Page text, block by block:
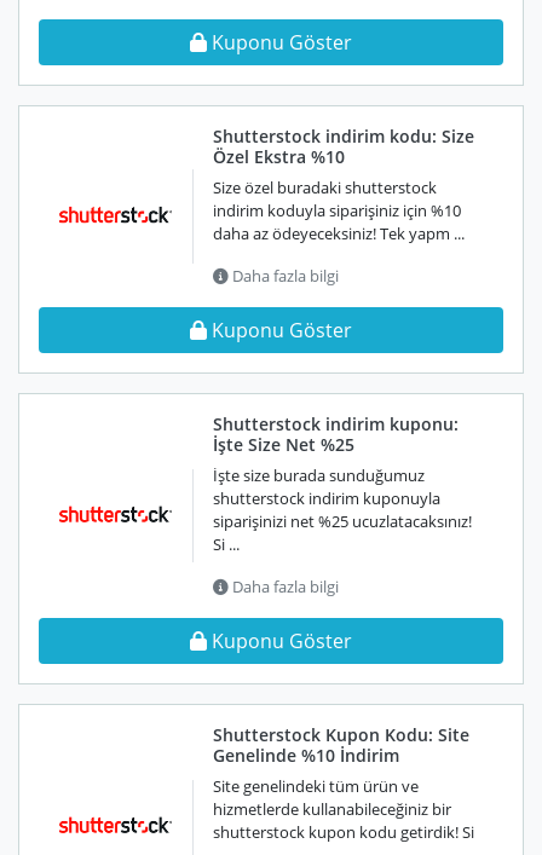
Kuponu Göster
Shutterstock indirim kodu: Size
Özel Ekstra %10
Size özel buradaki shutterstock
indirim koduyla siparişiniz için %10
daha az ödeyeceksiniz! Tek yapm ...
Daha fazla bilgi
Kuponu Göster
Shutterstock indirim kuponu:
İşte Size Net %25
İşte size burada sunduğumuz
shutterstock indirim kuponuyla
siparişinizi net %25 ucuzlatacaksınız!
Si ...
Daha fazla bilgi
Kuponu Göster
Shutterstock Kupon Kodu: Site
Genelinde %10 İndirim
Site genelindeki tüm ürün ve
hizmetlerde kullanabileceğiniz bir
shutterstock kupon kodu getirdik! Si